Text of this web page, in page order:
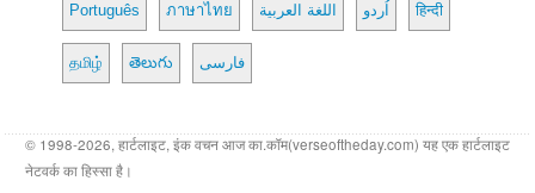
Português ภาษาไทย اللغة العربية اُردو हिन्दी
தமிழ் తెలుగు فارسی
© 1998-2026, हार्टलाइट, इंक वचन आज का.कॉम(verseoftheday.com) यह एक हार्टलाइट
नेटवर्क का हिस्सा है।